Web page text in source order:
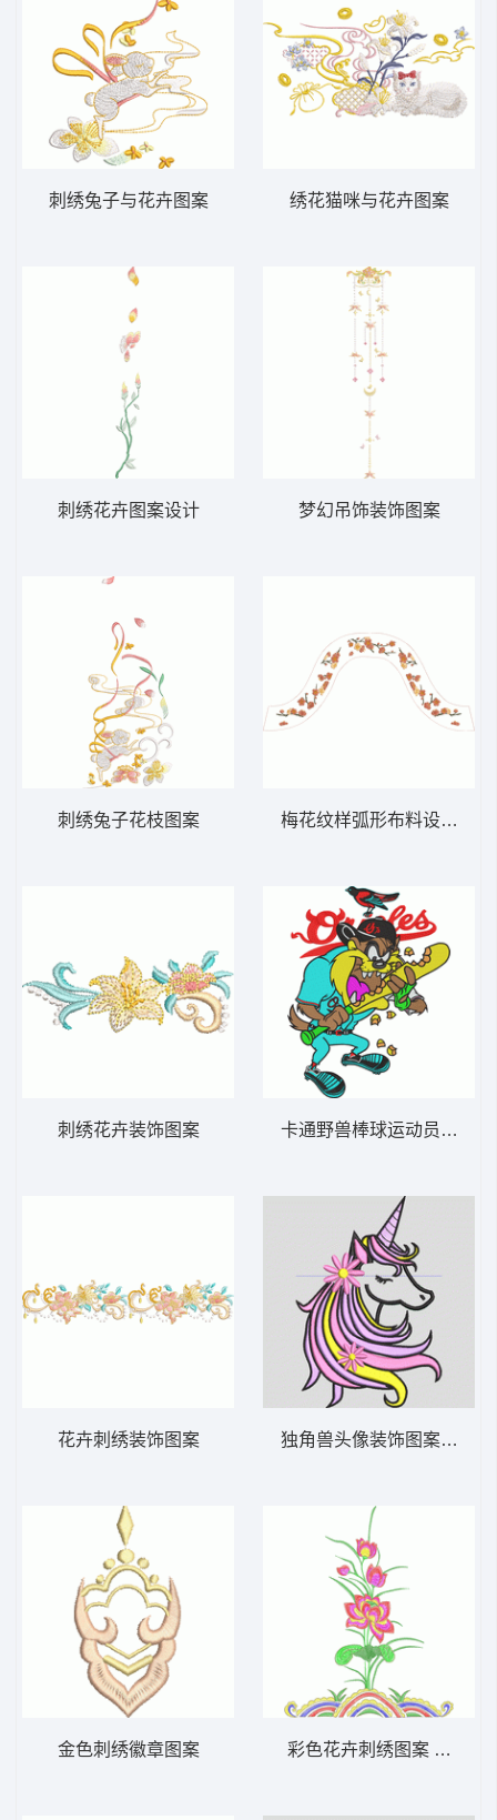
刺绣兔子与花卉图案
刺绣花卉图案设计
刺绣兔子花枝图案
刺绣花卉装饰图案
花卉刺绣装饰图案
金色刺绣徽章图案
绣花猫咪与花卉图案
梦幻吊饰装饰图案
梅花纹样弧形布料设计图
卡通野兽棒球运动员挥棒
独角兽头像装饰图案 独角兽
彩色花卉刺绣图案 牡丹花